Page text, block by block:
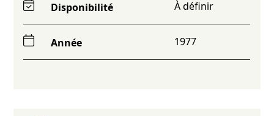
Disponibilité À définir
Année 1977